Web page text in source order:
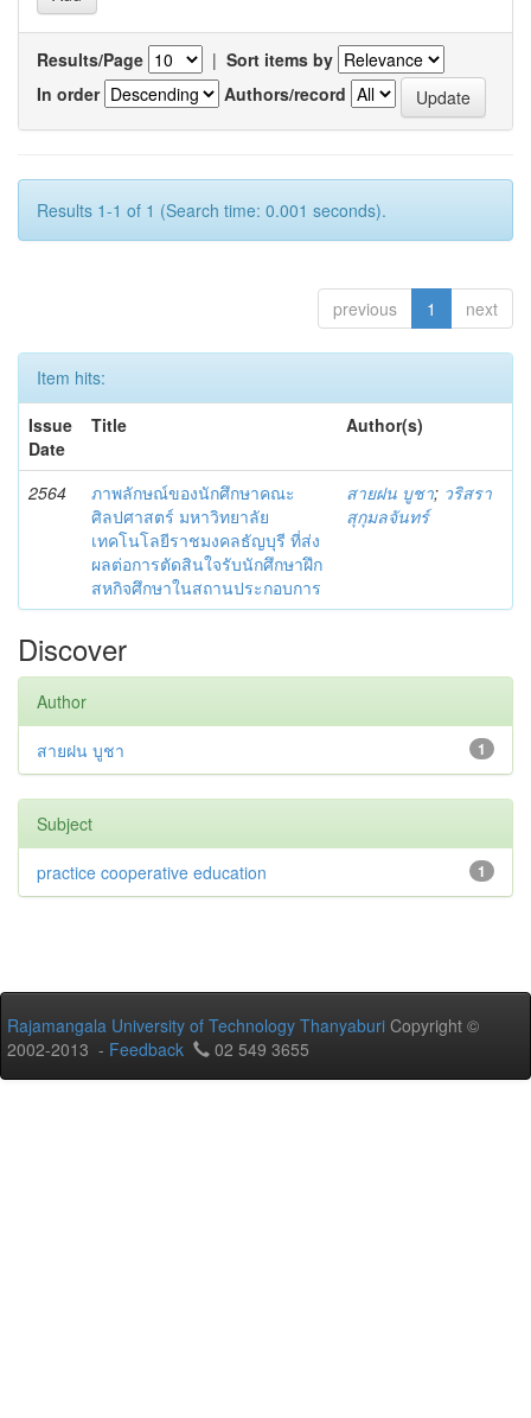
Results/Page | Sort items by
In order
Authors/record
Results 1-1 of 1 (Search time: 0.001 seconds).
previous 1 next
Item hits:
Issue
Date
Title Author(s)
2564
ภาพลักษณ์ของนักศึกษาคณะ
ศิลปศาสตร์ มหาวิทยาลัย
เทคโนโลยีราชมงคลธัญบุรี ที่ส่ง
ผลต่อการตัดสินใจรับนักศึกษาฝึก
สหกิจศึกษาในสถานประกอบการ
สายฝน บูชา; วริสรา
สุกุมลจันทร์
Discover
Author
1
สายฝน บูชา
Subject
1
practice cooperative education
Rajamangala University of Technology Thanyaburi Copyright ©
2002-2013 - Feedback 02 549 3655